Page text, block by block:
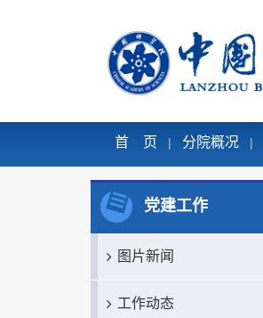
首 页 | 分院概况 |
党建工作
图片新闻
工作动态